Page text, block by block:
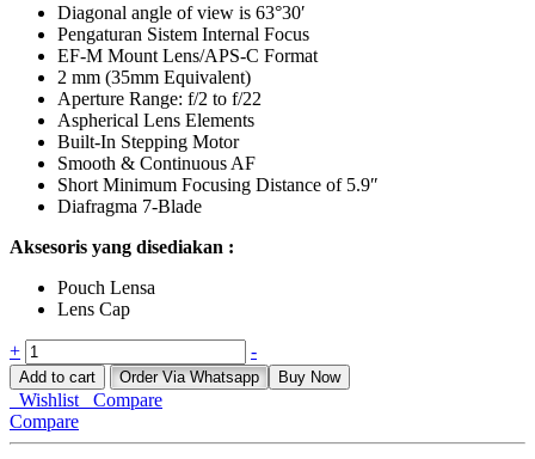
Diagonal angle of view is 63°30′
Pengaturan Sistem Internal Focus
EF-M Mount Lens/APS-C Format
2 mm (35mm Equivalent)
Aperture Range: f/2 to f/22
Aspherical Lens Elements
Built-In Stepping Motor
Smooth & Continuous AF
Short Minimum Focusing Distance of 5.9″
Diafragma 7-Blade
Aksesoris yang disediakan :
Pouch Lensa
Lens Cap
Canon
EF-
M
22mm
F/2
+ -
Add to cart Order Via Whatsapp Buy Now
Wishlist
Compare
Compare